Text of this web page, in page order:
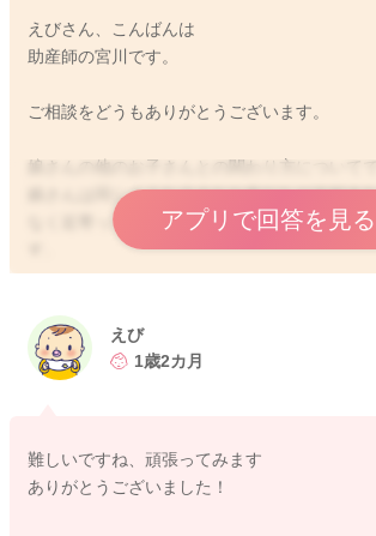
えびさん、こんばんは
助産師の宮川です。
ご相談をどうもありがとうございます。
娘さんの他のお子さんとの関わり方についてで
娘さんは同じような小さなお友だちが大好き
なく近寄っていけることは、とても素晴らし
その娘さんの思いを活かしてあげるように、
今の娘さんの年月齢だからこそ、相手との距
かったり、加減が分からなかったりするのも
止めようとするとギャン泣き、大丈夫ですよ
アプリで回答を見る
えび
1歳2カ月
難しいですね、頑張ってみます
ありがとうございました！